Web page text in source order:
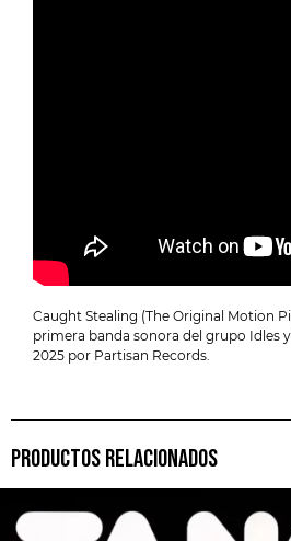
Caught Stealing (The Original Motion
primera banda sonora del grupo Idles
2025 por Partisan Records.
PRODUCTOS RELACIONADOS